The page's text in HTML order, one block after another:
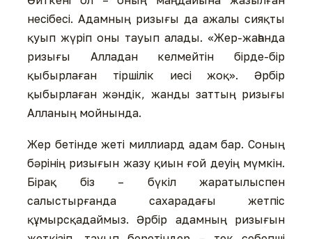
несібесі. Адамның ризығы да ажалы сияқты
қуып жүріп оны тауып алады. «Жер-жаһанда
ризығы Алладан келмейтін бірде-бір
қыбырлаған тіршілік иесі жоқ». Әрбір
қыбырлаған жәндік, жанды заттың ризығы
Алланың мойнында.
Жер бетінде жеті миллиард адам бар. Соның
бәрінің ризығын жазу қиын ғой деуің мүмкін.
Бірақ біз – бүкіл жаратылыспен
салыстырғанда сахарадағы жетпіс
құмырсқадаймыз. Әрбір адамның ризығын